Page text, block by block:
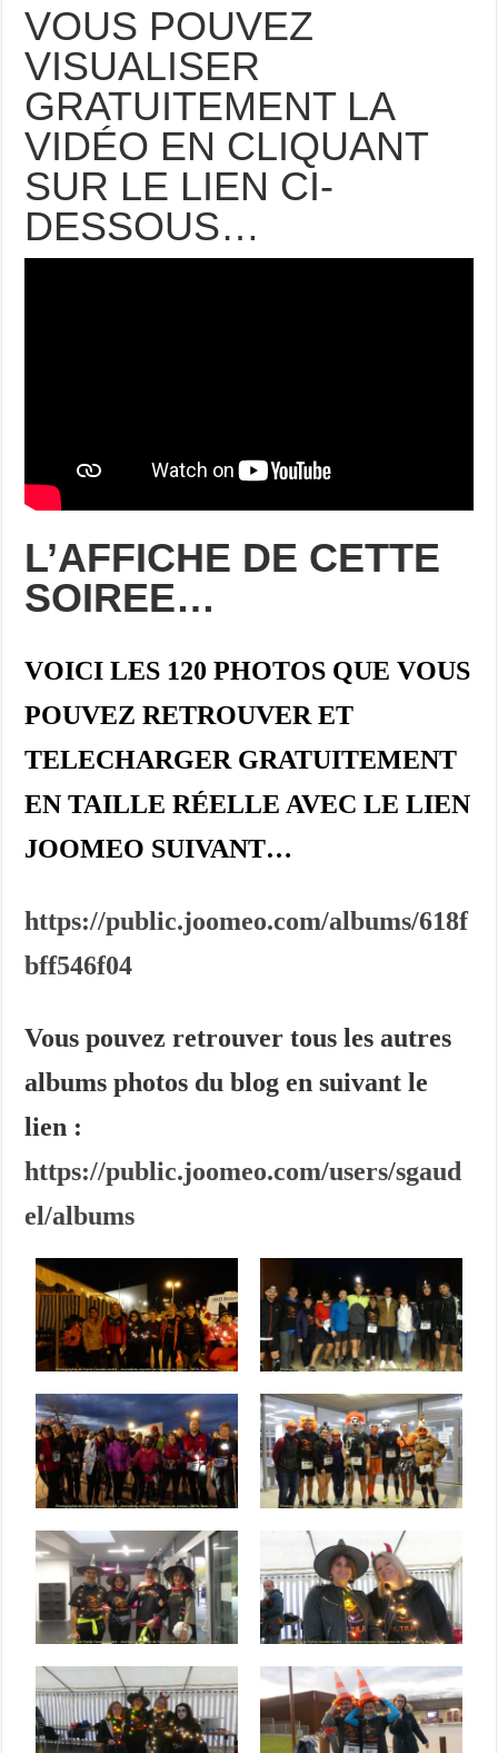
VOUS POUVEZ
VISUALISER
GRATUITEMENT LA
VIDÉO EN CLIQUANT
SUR LE LIEN CI-
DESSOUS…
L’AFFICHE DE CETTE
SOIREE…
VOICI LES 120 PHOTOS QUE VOUS
POUVEZ RETROUVER ET
TELECHARGER GRATUITEMENT
EN TAILLE RÉELLE AVEC LE LIEN
JOOMEO SUIVANT…
https://public.joomeo.com/albums/618f
bff546f04
Vous pouvez retrouver tous les autres
albums photos du blog en suivant le
lien :
https://public.joomeo.com/users/sgaud
el/albums